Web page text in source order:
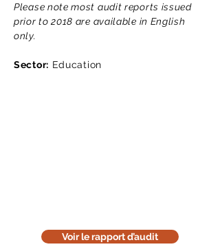
Please note most audit reports issued
prior to 2018 are available in English
only.
Sector: Education
Voir le rapport d’audit